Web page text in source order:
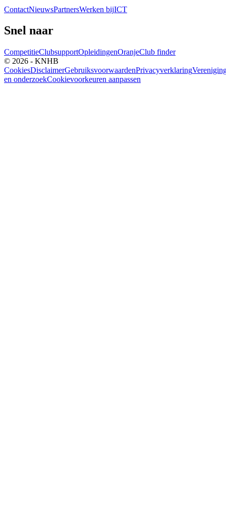
ContactNieuwsPartnersWerken bijICT
Snel naar
CompetitieClubsupportOpleidingenOranjeClub finder
© 2026 - KNHB
CookiesDisclaimerGebruiksvoorwaardenPrivacyverklaring
en onderzoekCookievoorkeuren aanpassen